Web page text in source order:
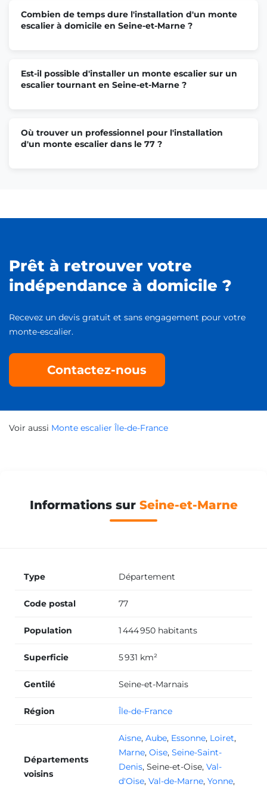
Monte escalier Lognes
Monte escalier Lieusaint
Monte escalier Nemours
Monte escalier Moret-Loing-et-Orvanne
Monte escalier Veneux-les-Sablons
Monte escalier Cesson
Monte escalier Thorigny-sur-Marne
Monte escalier Serris
Monte escalier Magny-le-Hongre
Combien de temps dure l'installation d'un monte
escalier à domicile en Seine-et-Marne ?
Est-il possible d'installer un monte escalier sur un
escalier tournant en Seine-et-Marne ?
Où trouver un professionnel pour l'installation
d'un monte escalier dans le 77 ?
Prêt à retrouver votre
indépendance à domicile ?
Recevez un devis gratuit et sans engagement pour votre
monte-escalier.
Contactez-nous
Voir aussi Monte escalier Île-de-France
Informations sur Seine-et-Marne
Type Département
Code postal 77
Population 1 444 950 habitants
Superficie 5 931 km²
Gentilé Seine-et-Marnais
Région Île-de-France
Départements
voisins
Aisne, Aube, Essonne, Loiret,
Marne, Oise, Seine-Saint-
Denis, Seine-et-Oise, Val-
d'Oise, Val-de-Marne, Yonne,